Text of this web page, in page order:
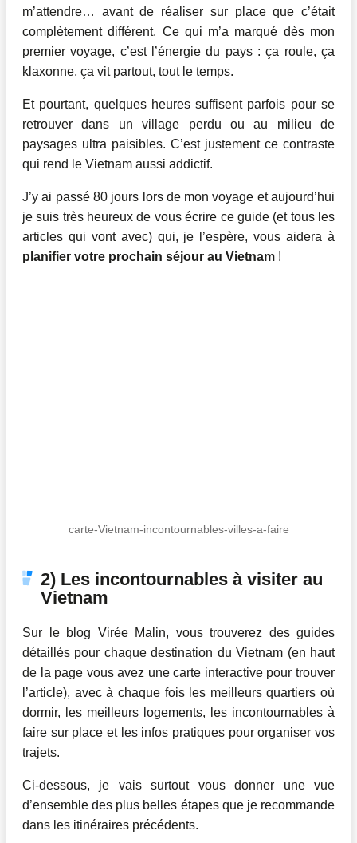
m’attendre… avant de réaliser sur place que c’était
complètement différent. Ce qui m’a marqué dès mon
premier voyage, c’est l’énergie du pays : ça roule, ça
klaxonne, ça vit partout, tout le temps.
Et pourtant, quelques heures suffisent parfois pour se
retrouver dans un village perdu ou au milieu de
paysages ultra paisibles. C’est justement ce contraste
qui rend le Vietnam aussi addictif.
J’y ai passé 80 jours lors de mon voyage et aujourd’hui
je suis très heureux de vous écrire ce guide (et tous les
articles qui vont avec) qui, je l’espère, vous aidera à
planifier votre prochain séjour au Vietnam !
carte-Vietnam-incontournables-villes-a-faire
2) Les incontournables à visiter au
Vietnam
Sur le blog Virée Malin, vous trouverez des guides
détaillés pour chaque destination du Vietnam (en haut
de la page vous avez une carte interactive pour trouver
l’article), avec à chaque fois les meilleurs quartiers où
dormir, les meilleurs logements, les incontournables à
faire sur place et les infos pratiques pour organiser vos
trajets.
Ci-dessous, je vais surtout vous donner une vue
d’ensemble des plus belles étapes que je recommande
dans les itinéraires précédents.